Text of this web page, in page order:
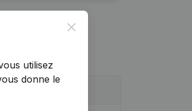
Close
utilisez
donne le